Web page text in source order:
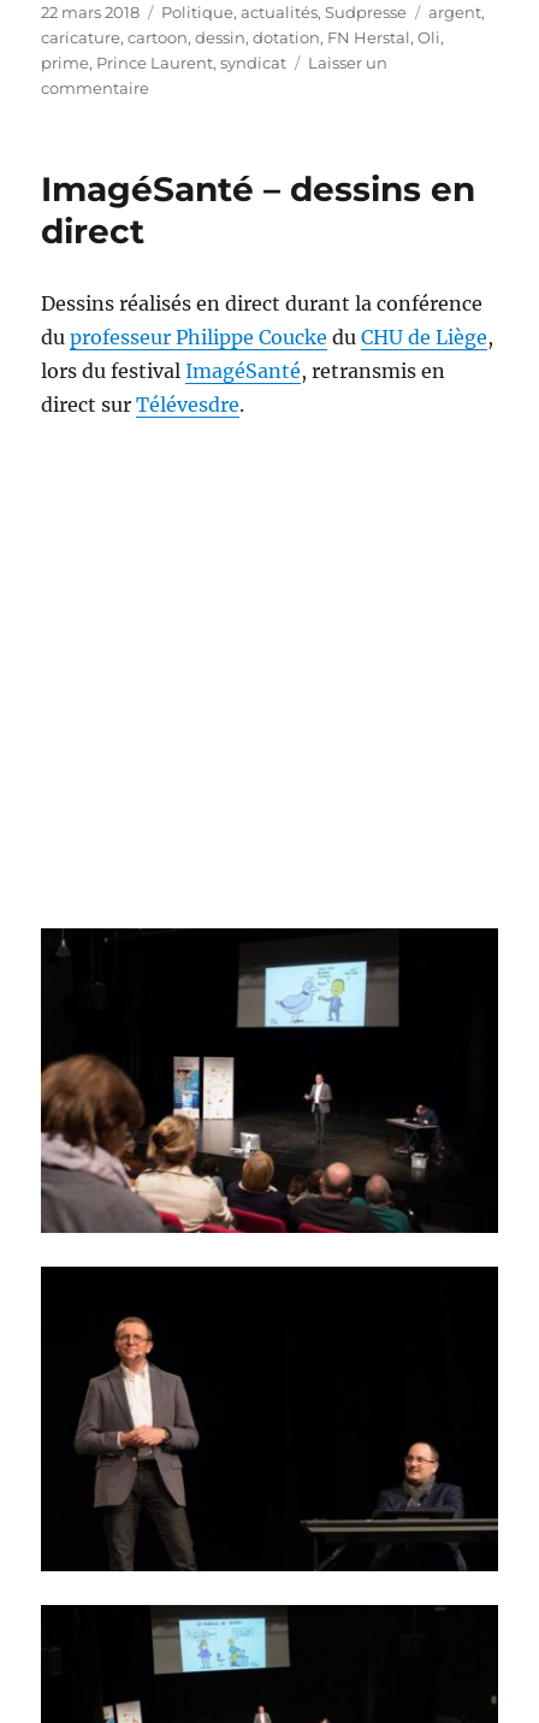
Publié
le
22 mars 2018 Catégories
Politique, actualités,Sudpresse Étiquettes
argent,
caricature,cartoon,dessin,dotation, FN Herstal,Oli,
prime, Prince Laurent,syndicat
Laisser un
commentairesur
déprime
ImagéSanté – dessins en
direct
Dessins réalisés en direct durant la conférence
duprofesseur Philippe Coucke duCHU de Liège,
lors du festivalImagéSanté, retransmis en
direct surTélévesdre.